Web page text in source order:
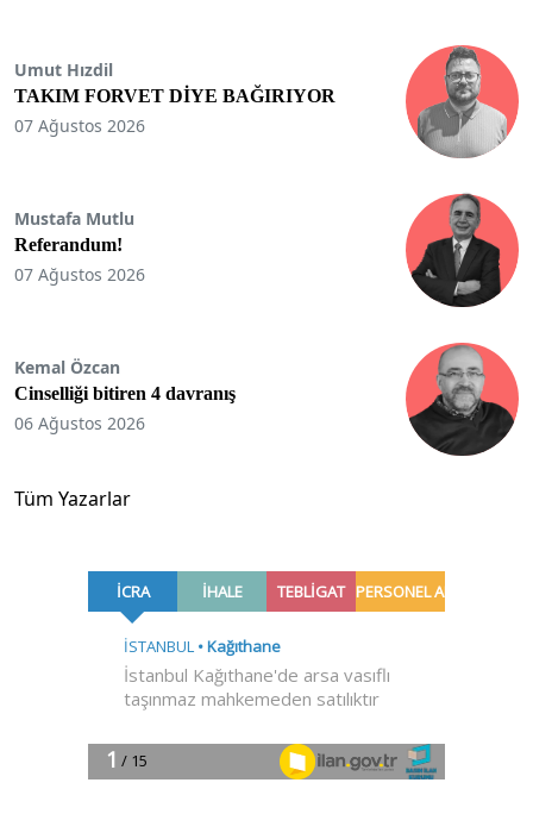
Umut Hızdil
TAKIM FORVET DİYE BAĞIRIYOR
07 Ağustos 2026
Mustafa Mutlu
Referandum!
07 Ağustos 2026
Kemal Özcan
Cinselliği bitiren 4 davranış
06 Ağustos 2026
Tüm Yazarlar